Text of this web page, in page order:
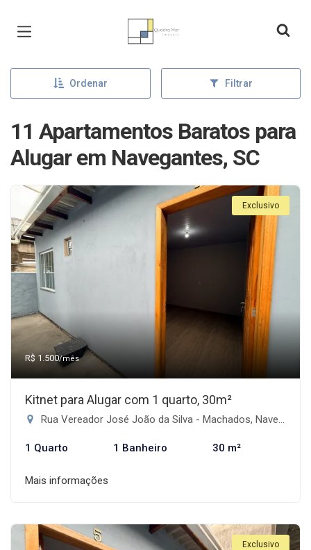
Página inicial
Ordenar Filtrar
11 Apartamentos Baratos para
Alugar em Navegantes, SC
Exclusivo
R$ 1.500/mês
Kitnet para Alugar com 1 quarto, 30m²
Rua Vereador José João da Silva - Machados, Navegantes-SC
1 Quarto 1 Banheiro 30 m²
Mais informações
Exclusivo